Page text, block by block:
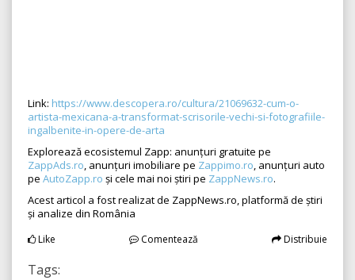
Link: https://www.descopera.ro/cultura/21069632-cum-o-
artista-mexicana-a-transformat-scrisorile-vechi-si-fotografiile-
ingalbenite-in-opere-de-arta
Explorează ecosistemul Zapp: anunțuri gratuite pe
ZappAds.ro, anunțuri imobiliare pe Zappimo.ro, anunțuri auto
pe AutoZapp.ro și cele mai noi știri pe ZappNews.ro.
Acest articol a fost realizat de ZappNews.ro, platformă de știri
și analize din România
Like Comentează Distribuie
Tags: